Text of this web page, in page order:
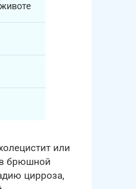
или
в брюшной
цирроза,